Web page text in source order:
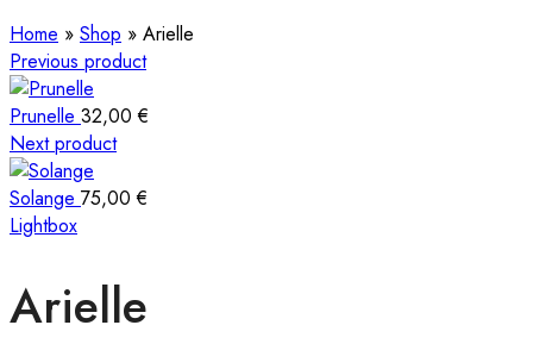
Home » Shop » Arielle
Previous product
Prunelle 32,00€
Next product
Solange 75,00€
Lightbox
Arielle